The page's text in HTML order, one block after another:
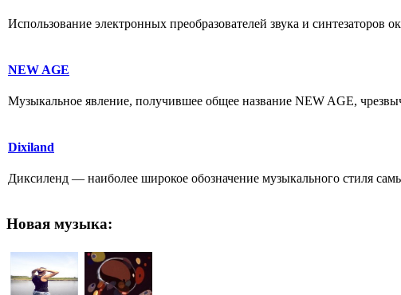
Использование электронных преобразователей звука и синтезаторов
NEW AGE
Музыкальное явление, получившее общее название NEW AGE,
Dixiland
Диксиленд — наиболее широкое обозначение музыкального стиля
Новая музыка: